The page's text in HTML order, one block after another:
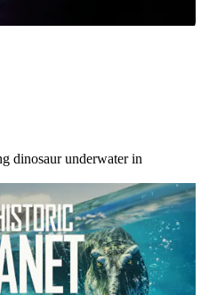
dinosaur underwater in